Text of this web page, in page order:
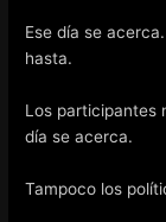
Ese día se
hasta.
Los participantes
día se acerca.
Tampoco los